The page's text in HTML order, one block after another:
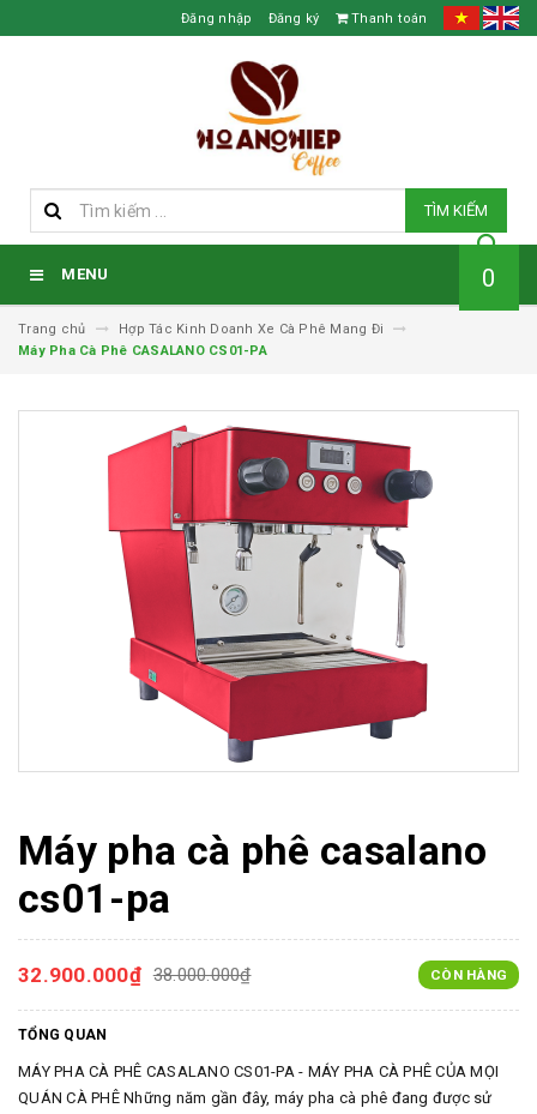
Đăng nhập Đăng ký Thanh toán
TÌM KIẾM
MENU 0
Trang chủ
Hợp Tác Kinh Doanh Xe Cà Phê Mang Đi
Máy Pha Cà Phê CASALANO CS01-PA
Máy pha cà phê casalano
cs01-pa
32.900.000₫ 38.000.000₫ CÒN HÀNG
TỔNG QUAN
MÁY PHA CÀ PHÊ CASALANO CS01-PA - MÁY PHA CÀ PHÊ CỦA MỌI
QUÁN CÀ PHÊ Những năm gần đây, máy pha cà phê đang được sử